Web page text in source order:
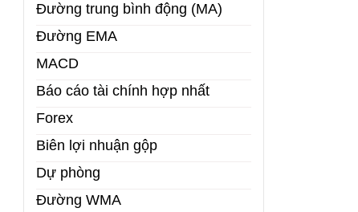
Đường trung bình động (MA)
Đường EMA
MACD
Báo cáo tài chính hợp nhất
Forex
Biên lợi nhuận gộp
Dự phòng
Đường WMA